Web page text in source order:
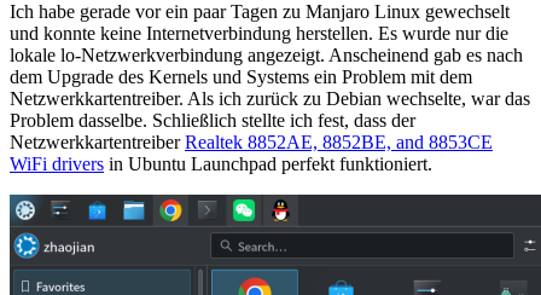
Ich habe gerade vor ein paar Tagen zu Manjaro Linux gewechselt
und konnte keine Internetverbindung herstellen. Es wurde nur die
lokale lo-Netzwerkverbindung angezeigt. Anscheinend gab es nach
dem Upgrade des Kernels und Systems ein Problem mit dem
Netzwerkkartentreiber. Als ich zurück zu Debian wechselte, war das
Problem dasselbe. Schließlich stellte ich fest, dass der
NetzwerkkartentreiberRealtek 8852AE, 8852BE, and 8853CE
WiFi drivers in Ubuntu Launchpad perfekt funktioniert.